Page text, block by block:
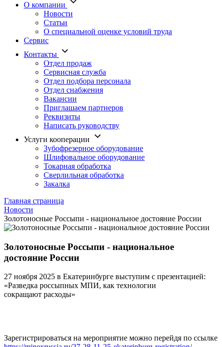
О компании
Новости
Статьи
О специальной оценке условий труда
Сервис
Контакты
Отдел продаж
Сервисная служба
Отдел подбора персонала
Отдел снабжения
Вакансии
Приглашаем партнеров
Реквизиты
Написать руководству
Услуги кооперации
Зубофрезерное оборудование
Шлифовальное оборудование
Токарная обработка
Cверлильная обработка
Закалка
Главная страница
Новости
Золотоносные Россыпи - национальное достояние России
Золотоносные Россыпи - национальное
достояние России
27 ноября 2025 в Екатеринбурге выступим с презентацией:
«Разведка россыпных МПИ, как технологии
сокращают расходы»
Зарегистрироваться на мероприятие можно перейдя по ссылке